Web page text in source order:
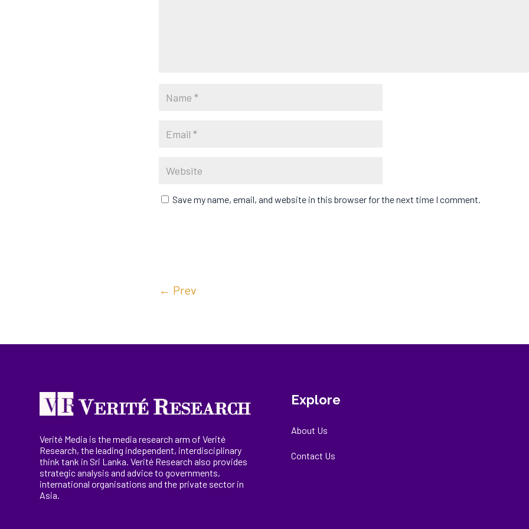
Save my name, email, and website in this browser for the next time I comment.
← Prev
Verité Media is the media research arm of Verité
Research, theleading independent, interdisciplinary
think tank in Sri Lanka. Verité Research also provides
strategic analysis and advice to governments,
internationalorganisations and the private sector in
Asia.
Explore
About Us
Contact Us